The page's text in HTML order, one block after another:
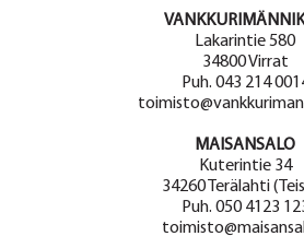
Lakarintie 580
34800 Virrat
Puh. 043 214
MAISANSALO
Kuterintie 34
34260 Terälahti
Puh. 050 4123